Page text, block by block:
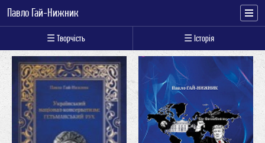
Павло Гай-Нижник
☰ Творчість ☰ Історія